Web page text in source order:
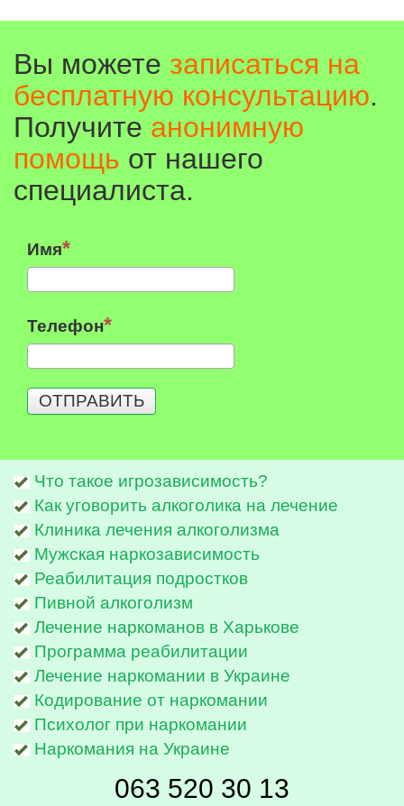
Вы можете записаться на
бесплатную консультацию.
Получите анонимную
помощь от нашего
специалиста.
Имя
Телефон
ОТПРАВИТЬ
Что такое игрозависимость?
Как уговорить алкоголика на лечение
Клиника лечения алкоголизма
Мужская наркозависимость
Реабилитация подростков
Пивной алкоголизм
Лечение наркоманов в Харькове
Программа реабилитации
Лечение наркомании в Украине
Кодирование от наркомании
Психолог при наркомании
Наркомания на Украине
063 520 30 13